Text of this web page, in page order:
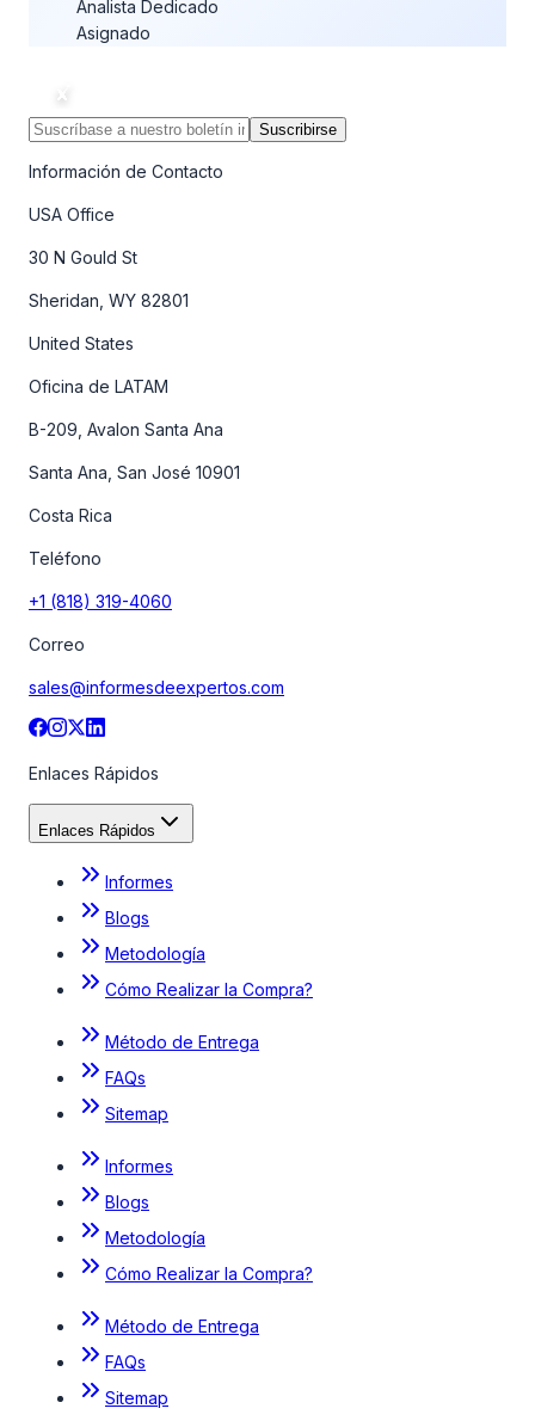
Analista Dedicado
Asignado
Suscribirse
Información de Contacto
USA Office
30 N Gould St
Sheridan, WY 82801
United States
Oficina de LATAM
B-209, Avalon Santa Ana
Santa Ana, San José 10901
Costa Rica
Teléfono
+1 (818) 319-4060
Correo
sales@informesdeexpertos.com
Enlaces Rápidos
Enlaces Rápidos
Informes
Blogs
Metodología
Cómo Realizar la Compra?
Método de Entrega
FAQs
Sitemap
Informes
Blogs
Metodología
Cómo Realizar la Compra?
Método de Entrega
FAQs
Sitemap